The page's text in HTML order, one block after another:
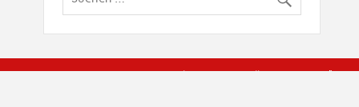
© Brandenburgische Genealogische Gesellschaft (BGG)